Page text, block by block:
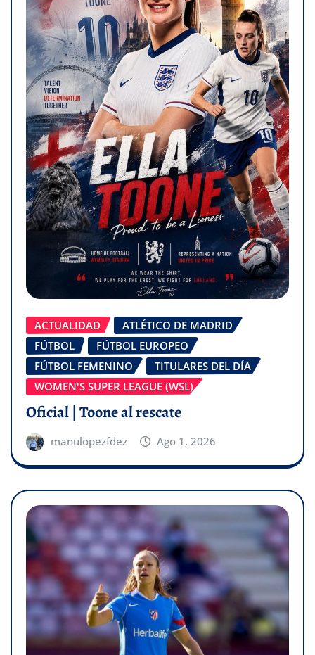
ACTUALIDAD
ATLÉTICO DE MADRID
FÚTBOL
FÚTBOL EUROPEO
FÚTBOL FEMENINO
TITULARES DEL DÍA
WOMEN'S SUPER LEAGUE (WSL)
Oficial | Toone al rescate
manulopezfdez Ago 1, 2026